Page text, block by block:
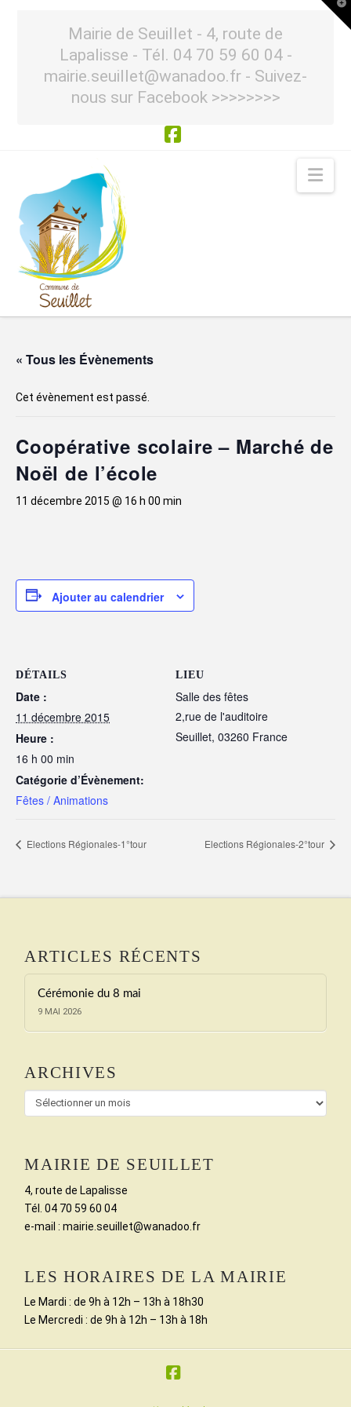
Mairie de Seuillet - 4, route de
Lapalisse - Tél. 04 70 59 60 04 -
mairie.seuillet@wanadoo.fr - Suivez-
nous sur Facebook >>>>>>>>
« Tous les Évènements
Cet évènement est passé.
Coopérative scolaire – Marché de
Noël de l’école
11 décembre 2015 @ 16 h 00 min
Ajouter au calendrier
DÉTAILS
Date :
11 décembre 2015
Heure :
16 h 00 min
Catégorie d’Évènement:
Fêtes / Animations
LIEU
Salle des fêtes
2,rue de l'auditoire
Seuillet, 03260 France
Elections Régionales-1°tour Elections Régionales-2°tour
ARTICLES RÉCENTS
Cérémonie du 8 mai
9 MAI 2026
ARCHIVES
Archives
MAIRIE DE SEUILLET
4, route de Lapalisse
Tél. 04 70 59 60 04
e-mail : mairie.seuillet@wanadoo.fr
LES HORAIRES DE LA MAIRIE
Le Mardi : de 9h à 12h – 13h à 18h30
Le Mercredi : de 9h à 12h – 13h à 18h